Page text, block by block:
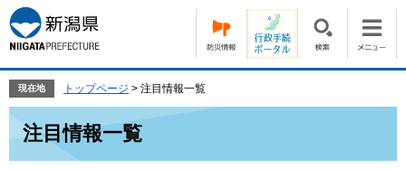
ー
ジ
の
頭
す。
ニ
ュ
ー
飛
て
現在地 トップページ > 注目情報一覧
注目情報一覧